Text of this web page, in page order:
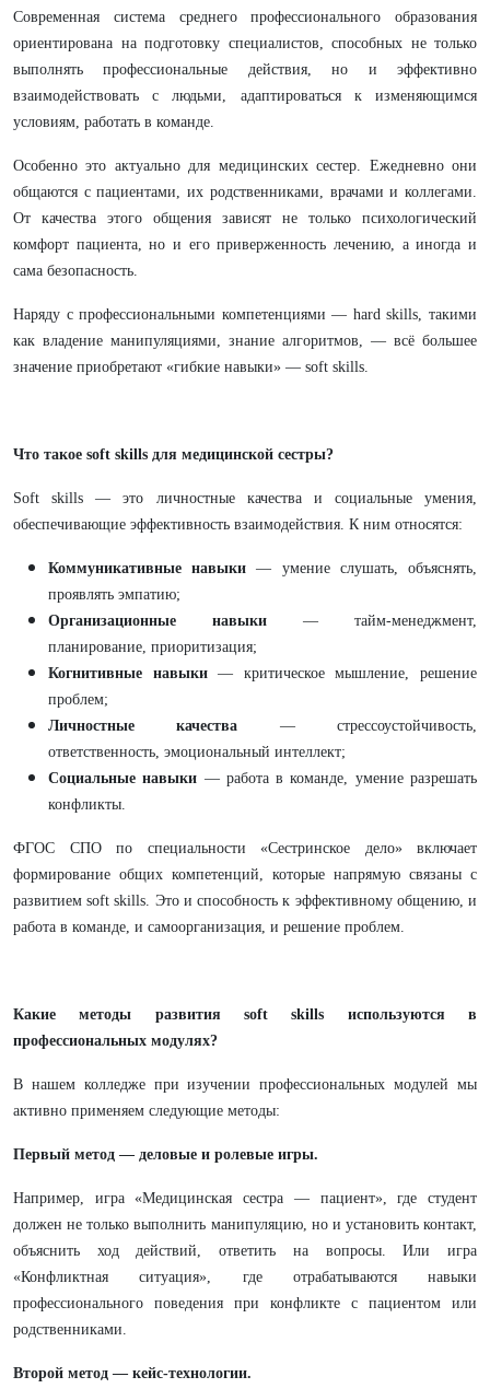
Современная система среднего профессионального образования
ориентирована на подготовку специалистов, способных не только
выполнять профессиональные действия, но и эффективно
взаимодействовать с людьми, адаптироваться к изменяющимся
условиям, работать в команде.
Особенно это актуально для медицинских сестер. Ежедневно они
общаются с пациентами, их родственниками, врачами и коллегами.
От качества этого общения зависят не только психологический
комфорт пациента, но и его приверженность лечению, а иногда и
сама безопасность.
Наряду с профессиональными компетенциями — hard skills, такими
как владение манипуляциями, знание алгоритмов, — всё большее
значение приобретают «гибкие навыки» — soft skills.
Что такое soft skills для медицинской сестры?
Soft skills — это личностные качества и социальные умения,
обеспечивающие эффективность взаимодействия. К ним относятся:
Коммуникативные навыки — умение слушать, объяснять,
проявлять эмпатию;
Организационные навыки — тайм-менеджмент,
планирование, приоритизация;
Когнитивные навыки— критическое мышление, решение
проблем;
Личностные качества — стрессоустойчивость,
ответственность, эмоциональный интеллект;
Социальные навыки — работа в команде, умение разрешать
конфликты.
ФГОС СПО по специальности «Сестринское дело» включает
формирование общих компетенций, которые напрямую связаны с
развитием soft skills. Это и способность к эффективному общению, и
работа в команде, и самоорганизация, и решение проблем.
Какие методы развития soft skills используются в
профессиональных модулях?
В нашем колледже при изучении профессиональных модулей мы
активно применяем следующие методы:
Первый метод — деловые и ролевые игры.
Например, игра «Медицинская сестра — пациент», где студент
должен не только выполнить манипуляцию, но и установить контакт,
объяснить ход действий, ответить на вопросы. Или игра
«Конфликтная ситуация», где отрабатываются навыки
профессионального поведения при конфликте с пациентом или
родственниками.
Второй метод — кейс-технологии.